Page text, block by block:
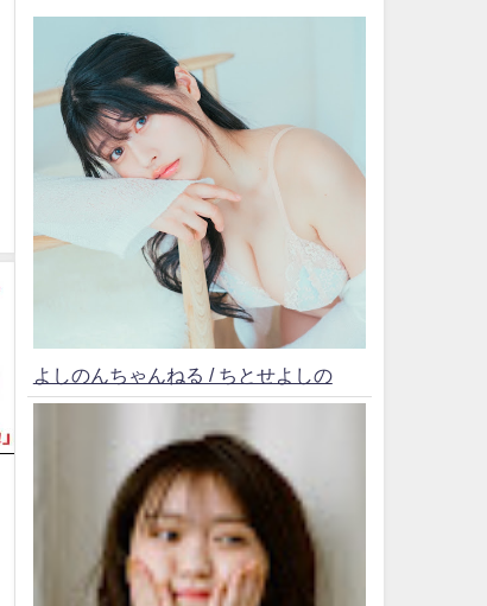
よしのんちゃんねる / ちとせよしの